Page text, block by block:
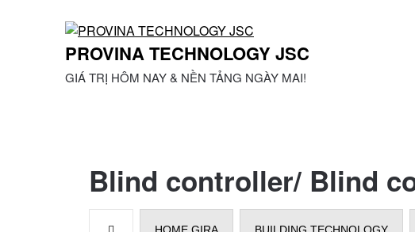
PROVINA TECHNOLOGY JSC
GIÁ TRỊ HÔM NAY & NỀN TẢNG NGÀY MAI!
Blind controller/ Blind